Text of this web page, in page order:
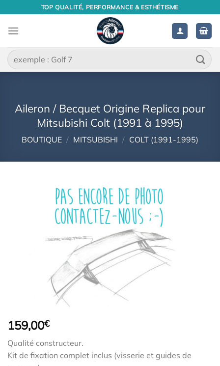
contenu
TOP QUALITÉ, PERFORMANCE & ESTHÉTISME
Recherche
pour :
Aileron / Becquet Origine Replica pour
Mitsubishi Colt (1991 à 1995)
BOUTIQUE / MITSUBISHI / COLT (1991-1995)
159,00€
Qualité constructeur.
Kit de fixation complet inclus (visserie et guides de